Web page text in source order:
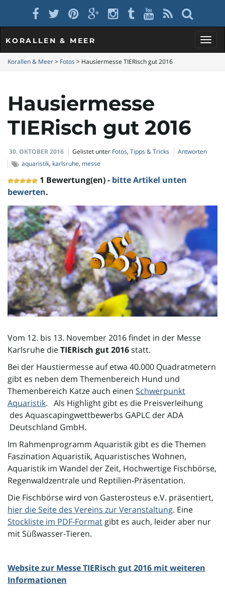
l
t
e
g
KORALLEN & MEER
Korallen & Meer> Fotos > Hausiermesse TIERisch gut 2016
Hausiermesse
TIERisch gut 2016
30. OKTOBER 2016 Gelistet unter Fotos, Tipps & Tricks
Antworten
aquaristik, karlsruhe, messe
1 Bewertung(en) - bitte Artikel unten
bewerten.
Vom 12. bis 13. November 2016 findet in der Messe
Karlsruhe dieTIERisch gut 2016statt.
Bei der Haustiermesse auf etwa 40.000 Quadratmetern
gibt es neben dem Themenbereich Hund und
Themenbereich Katze auch einen Schwerpunkt
Aquaristik. Als Highlight gibt es die Preisverleihung
des Aquascapingwettbewerbs GAPLC der ADA
Deutschland GmbH.
Im Rahmenprogramm Aquaristik gibt es die Themen
Faszination Aquaristik, Aquaristisches Wohnen,
Aquaristik im Wandel der Zeit, Hochwertige Fischbörse,
Regenwaldzentrale und Reptilien-Präsentation.
Die Fischbörse wird von Gasterosteus e.V. präsentiert,
hier die Seite des Vereins zur Veranstaltung. Eine
Stockliste im PDF-Format gibt es auch, leider aber nur
mit Süßwasser-Tieren.
Website zur Messe TIERisch gut 2016 mit weiteren
Informationen